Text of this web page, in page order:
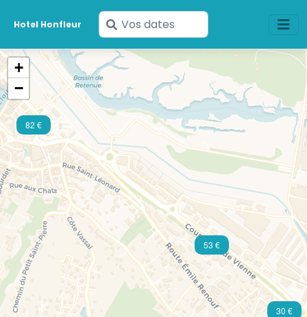
Hotel Honfleur
Saisissez
vos
dates
30 €
53 €
82 €
+
−